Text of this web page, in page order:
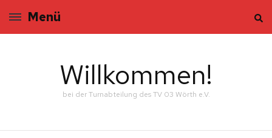
Menü
Willkommen!
bei der Turnabteilung des TV 03 Wörth e.V.